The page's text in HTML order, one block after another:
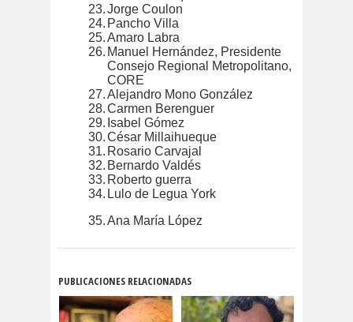
camarógrafos y
fotógrafos
Camilo
Henríquez
campañ
canal
canales de
televisión
Canales de
TV
cantaut
capacitaci
ón
Carabiner
Carlos
Cuadrado
Carlos
Margotta
Carlos
Carlos
del Sol 2019
Carolina
Carolina
23.Jorge Coulon
24. Pancho Villa
25.Amaro Labra
26. Manuel Hernández, Presidente
Consejo Regional Metropolitano,
CORE
27.Alejandro Mono González
28.Carmen Berenguer
29. Isabel Gómez
30.César Millaihueque
31. Rosario Carvajal
32. Bernardo Valdés
33. Roberto guerra
34. Lulo de Legua York
35.Ana María López
PUBLICACIONES RELACIONADAS